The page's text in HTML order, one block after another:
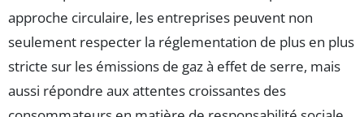
approche circulaire, les entreprises peuvent non
seulement respecter la réglementation de plus en plus
stricte sur les émissions de gaz à effet de serre, mais
aussi répondre aux attentes croissantes des